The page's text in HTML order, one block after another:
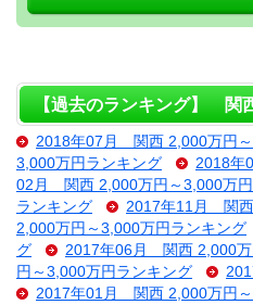
【過去のランキング】 関
2018年07月 関西 2,000万円
3,000万円ランキング
2018年
02月 関西 2,000万円～3,000万
ランキング
2017年11月 関西
2,000万円～3,000万円ランキング
グ
2017年06月 関西 2,000万
円～3,000万円ランキング
2017年01月 関西 2,000万円